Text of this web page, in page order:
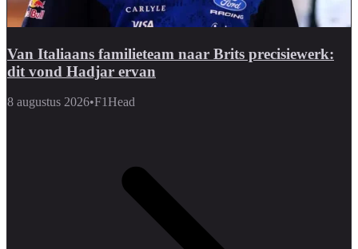
Van Italiaans familieteam naar Brits precisiewerk:
dit vond Hadjar ervan
8 augustus 2026•F1Head